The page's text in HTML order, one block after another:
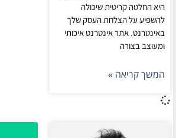
היא החלטה קריטית שיכולה
להשפיע על הצלחת העסק שלך
באינטרנט. אתר אינטרנט איכותי
ומעוצב בצורה
המשך קריאה »